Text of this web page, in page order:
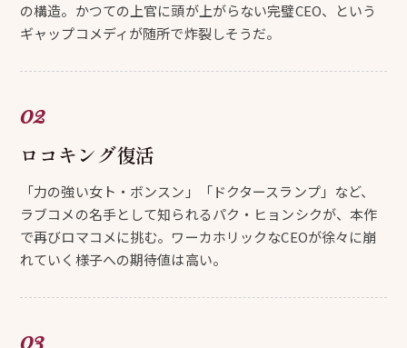
の構造。かつての上官に頭が上がらない完璧CEO、という
ギャップコメディが随所で炸裂しそうだ。
ロコキング復活
「力の強い女ト・ボンスン」「ドクタースランプ」など、
ラブコメの名手として知られるパク・ヒョンシクが、本作
で再びロマコメに挑む。ワーカホリックなCEOが徐々に崩
れていく様子への期待値は高い。